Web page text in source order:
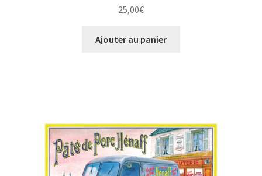
25,00€
Ajouter au panier